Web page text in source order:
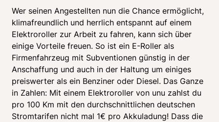
Wer seinen Angestellten nun die Chance ermöglicht,
klimafreundlich und herrlich entspannt auf einem
Elektroroller zur Arbeit zu fahren, kann sich über
einige Vorteile freuen. So ist ein E-Roller als
Firmenfahrzeug mit Subventionen günstig in der
Anschaffung und auch in der Haltung um einiges
preiswerter als ein Benziner oder Diesel. Das Ganze
in Zahlen: Mit einem Elektroroller von unu zahlst du
pro 100 Km mit den durchschnittlichen deutschen
Stromtarifen nicht mal 1€ pro Akkuladung! Dass die